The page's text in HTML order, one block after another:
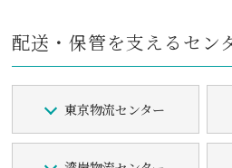
配送・保管を支えるセン
東京物流センター